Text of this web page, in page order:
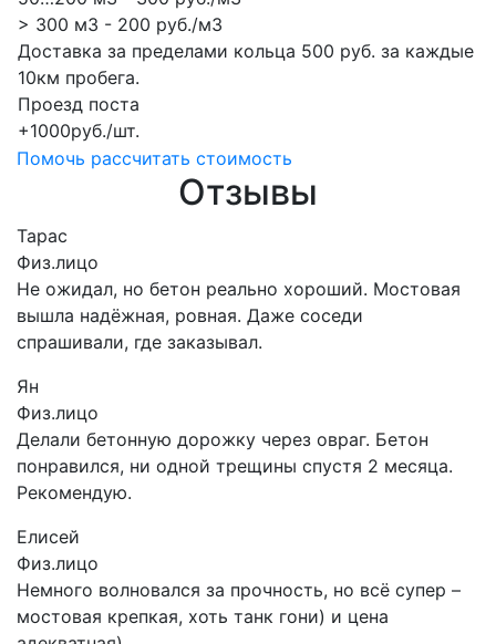
> 300 м3 - 200 руб./м3
Доставка за пределами кольца 500 руб. за каждые
10км пробега.
Проезд поста
+1000руб./шт.
Помочь рассчитать стоимость
Отзывы
Тарас
Физ.лицо
Не ожидал, но бетон реально хороший. Мостовая
вышла надёжная, ровная. Даже соседи
спрашивали, где заказывал.
Ян
Физ.лицо
Делали бетонную дорожку через овраг. Бетон
понравился, ни одной трещины спустя 2 месяца.
Рекомендую.
Елисей
Физ.лицо
Немного волновался за прочность, но всё супер –
мостовая крепкая, хоть танк гони) и цена